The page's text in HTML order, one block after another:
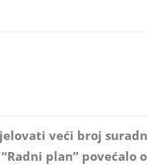
veći broj
plan” povećalo